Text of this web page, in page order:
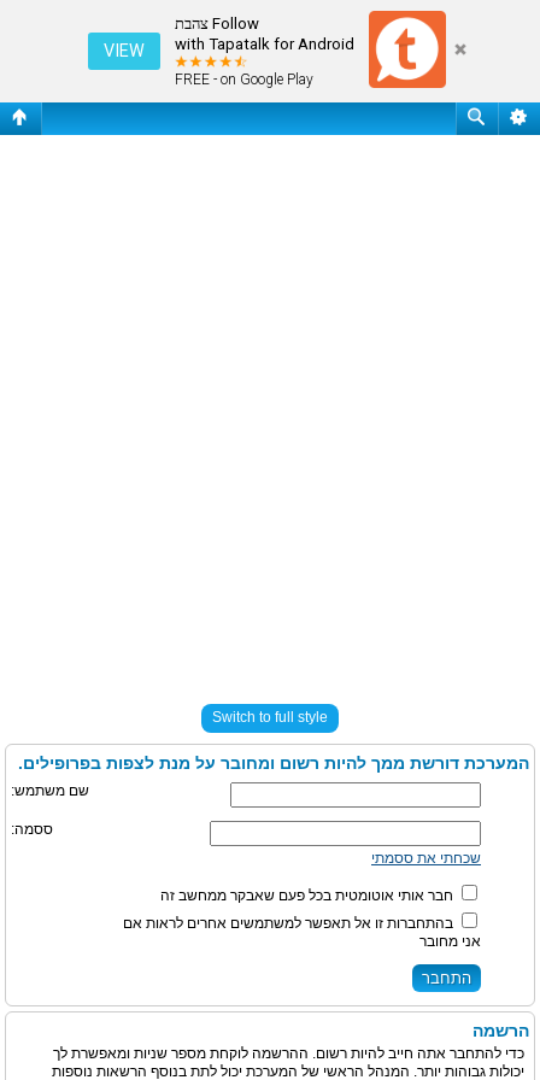
Follow צהבת
with Tapatalk for Android
FREE - on Google Play
VIEW
התחבר
Switch to full style
המערכת דורשת ממך להיות רשום ומחובר על מנת לצפות בפרופילים.
שם משתמש:
ססמה:
שכחתי את ססמתי
חבר אותי אוטומטית בכל פעם שאבקר ממחשב זה
בהתחברות זו אל תאפשר למשתמשים אחרים לראות אם
אני מחובר
הרשמה
כדי להתחבר אתה חייב להיות רשום. ההרשמה לוקחת מספר שניות ומאפשרת לך
יכולות גבוהות יותר. המנהל הראשי של המערכת יכול לתת בנוסף הרשאות נוספות